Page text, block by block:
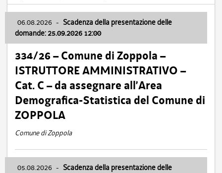
06.08.2026 - Scadenza della presentazione delle
domande: 25.09.2026 12:00
334/26 – Comune di Zoppola –
ISTRUTTORE AMMINISTRATIVO –
Cat. C – da assegnare all’Area
Demografica-Statistica del Comune di
ZOPPOLA
Comune di Zoppola
05.08.2026 - Scadenza della presentazione delle